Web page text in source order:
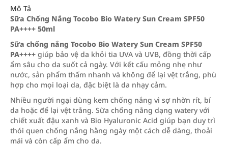
Mô Tả
Sữa Chống Nắng Tocobo Bio Watery Sun Cream SPF50
PA++++ 50ml
Sữa chống nắng Tocobo Bio Watery Sun Cream SPF50
PA++++ giúp bảo vệ da khỏi tia UVA và UVB, đồng thời cấp
ẩm sâu cho da suốt cả ngày. Với kết cấu mỏng nhẹ như
nước, sản phẩm thấm nhanh và không để lại vệt trắng, phù
hợp cho mọi loại da, đặc biệt là da nhạy cảm.
Nhiều người ngại dùng kem chống nắng vì sợ nhờn rít, bí
da hoặc để lại vệt trắng. Sữa chống nắng dạng watery với
chiết xuất đậu xanh và Bio Hyaluronic Acid giúp bạn duy trì
thói quen chống nắng hằng ngày một cách dễ dàng, thoải
mái và còn cấp ẩm cho da.